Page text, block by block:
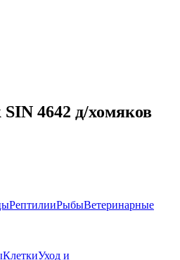
4642 д/хомяков
РептилииРыбыВетеринарные
КлеткиУход и